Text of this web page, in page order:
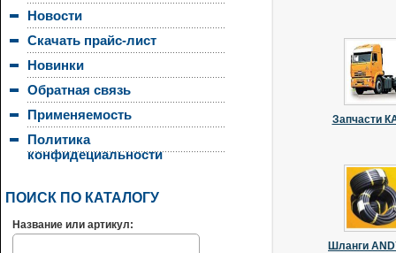
Новости
Скачать прайс-лист
Новинки
Обратная связь
Применяемость
Политика
конфидециальности
ПОИСК ПО КАТАЛОГУ
Название или артикул:
Запчасти
Шланги